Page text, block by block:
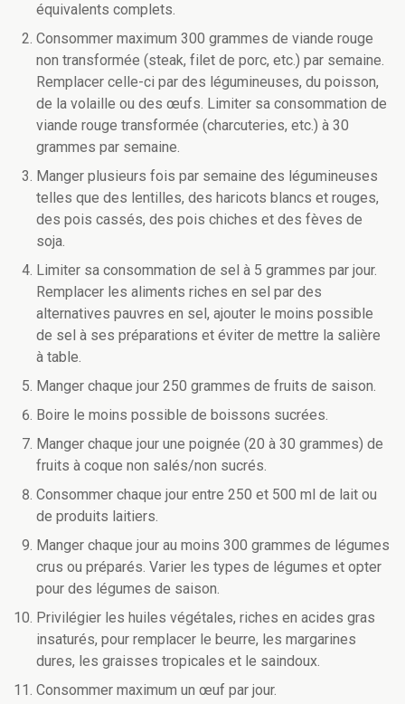
équivalents complets.
Consommer maximum 300 grammes de viande rouge
non transformée (steak, filet de porc, etc.) par semaine.
Remplacer celle-ci par des légumineuses, du poisson,
de la volaille ou des œufs. Limiter sa consommation de
viande rouge transformée (charcuteries, etc.) à 30
grammes par semaine.
Manger plusieurs fois par semaine des légumineuses
telles que des lentilles, des haricots blancs et rouges,
des pois cassés, des pois chiches et des fèves de
soja.
Limiter sa consommation de sel à 5 grammes par jour.
Remplacer les aliments riches en sel par des
alternatives pauvres en sel, ajouter le moins possible
de sel à ses préparations et éviter de mettre la salière
à table.
Manger chaque jour 250 grammes de fruits de saison.
Boire le moins possible de boissons sucrées.
Manger chaque jour une poignée (20 à 30 grammes) de
fruits à coque non salés/non sucrés.
Consommer chaque jour entre 250 et 500 ml de lait ou
de produits laitiers.
Manger chaque jour au moins 300 grammes de légumes
crus ou préparés. Varier les types de légumes et opter
pour des légumes de saison.
Privilégier les huiles végétales, riches en acides gras
insaturés, pour remplacer le beurre, les margarines
dures, les graisses tropicales et le saindoux.
Consommer maximum un œuf par jour.